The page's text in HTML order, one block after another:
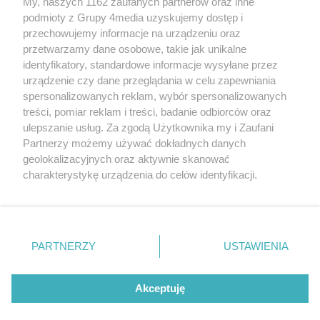
Redakcja Reklama Prywatność
Praca Łódź
the:protocol
Facebook.com
Youtube.com
podmioty z Grupy 4media uzyskujemy dostęp i
przechowujemy informacje na urządzeniu oraz
przetwarzamy dane osobowe, takie jak unikalne
identyfikatory, standardowe informacje wysyłane przez
urządzenie czy dane przeglądania w celu zapewniania
spersonalizowanych reklam, wybór spersonalizowanych
treści, pomiar reklam i treści, badanie odbiorców oraz
ulepszanie usług. Za zgodą Użytkownika my i Zaufani
Partnerzy możemy używać dokładnych danych
geolokalizacyjnych oraz aktywnie skanować
charakterystykę urządzenia do celów identyfikacji.
zmienić/wycofać klikając przycisk ustawień prywatności
znajdujący się w lewym dolnym rogu strony
. Niektóre
użytkownika, ale masz prawo sprzeciwić się takiemu
przetwarzaniu. Preferencje będą miały zastosowania tylko
PARTNERZY USTAWIENIA
Akceptuję